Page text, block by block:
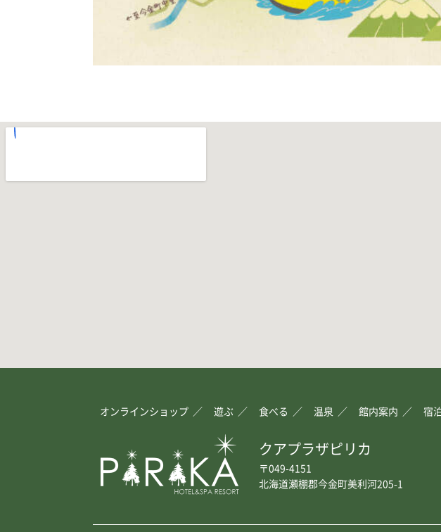
オンラインショップ 遊ぶ 食べる 温泉 館内案内 宿
クアプラザピリカ
〒049-4151
北海道瀬棚郡今金町美利河205-1